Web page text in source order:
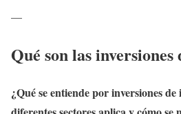
—
Qué son las
¿Qué se entiende por inversiones